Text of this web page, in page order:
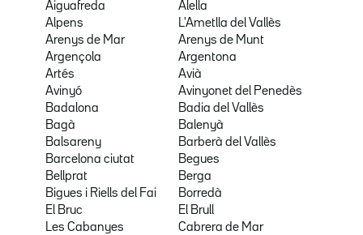
Aiguafreda
Alella
Alpens
L'Ametlla del Vallès
Arenys de Mar
Arenys de Munt
Argençola
Argentona
Artés
Avià
Avinyó
Avinyonet del Penedès
Badalona
Badia del Vallès
Bagà
Balenyà
Balsareny
Barberà del Vallès
Barcelona ciutat
Begues
Bellprat
Berga
Bigues i Riells del Fai
Borredà
El Bruc
El Brull
Les Cabanyes
Cabrera de Mar